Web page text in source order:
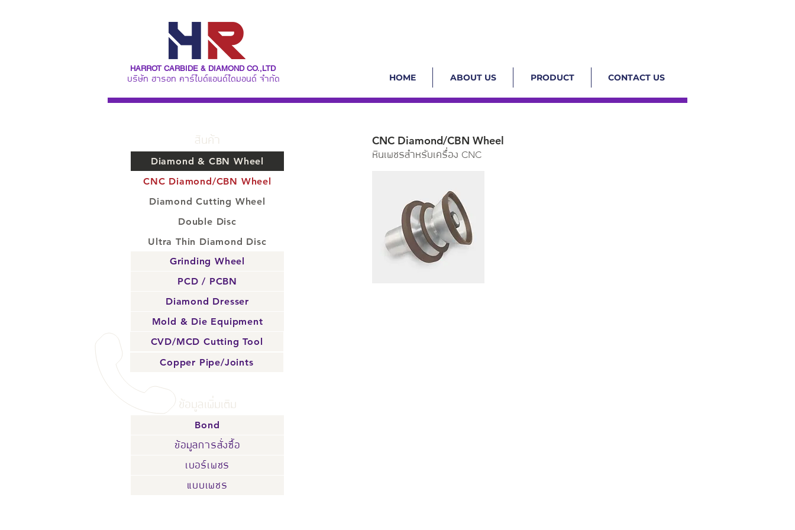
HARROT CARBIDE & DIAMOND CO.,LTD
บริษัท ฮารอท คาร์ไบด์แอนด์ไดมอนด์ จำกัด HOME ABOUT US PRODUCT CONTACT US
สินค้า
Diamond & CBN Wheel
CNC Diamond/CBN Wheel
Diamond Cutting Wheel
Double Disc
Ultra Thin Diamond Disc
Grinding Wheel
PCD / PCBN
Diamond Dresser
Mold & Die Equipment
CNC Diamond/CBN Wheel
หินเพชรสำหรับเครื่อง CNC
CVD/MCD Cutting Tool
Copper Pipe/Joints
ข้อมูลเพิ่มเติม
Bond
ข้อมูลการสั่งซื้อ
เบอร์เพชร
แบบเพชร